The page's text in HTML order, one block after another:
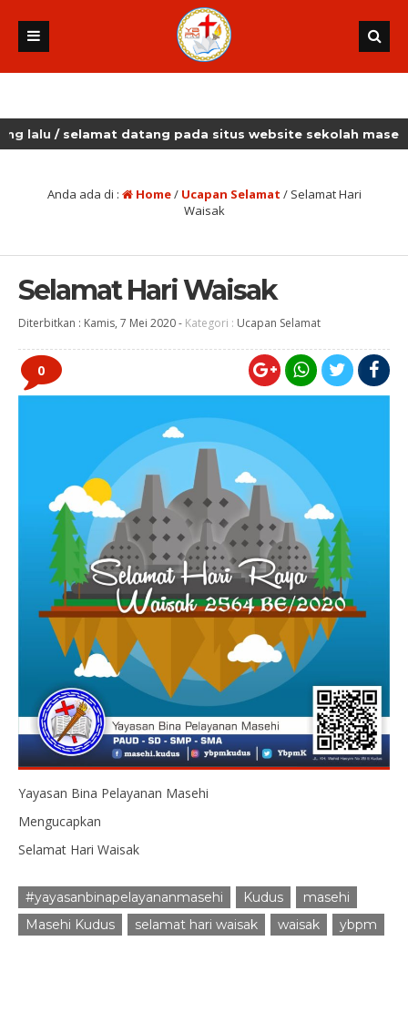
/ selamat datang pada situs website sekolah masehi kudus
Anda ada di : Home/ Ucapan Selamat / Selamat Hari
Waisak
Selamat Hari Waisak
Diterbitkan : Kamis, 7 Mei 2020- Kategori : Ucapan Selamat
0
Yayasan Bina Pelayanan Masehi
Mengucapkan
Selamat Hari Waisak
#yayasanbinapelayananmasehi Kudus
masehi
Masehi Kudus
selamat hari waisak waisak ybpm